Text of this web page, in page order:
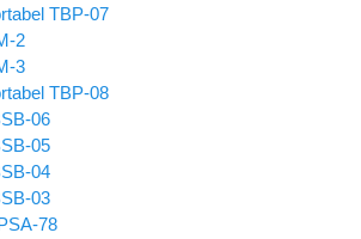
TBP-07
2
3
TBP-08
06
05
04
03
78